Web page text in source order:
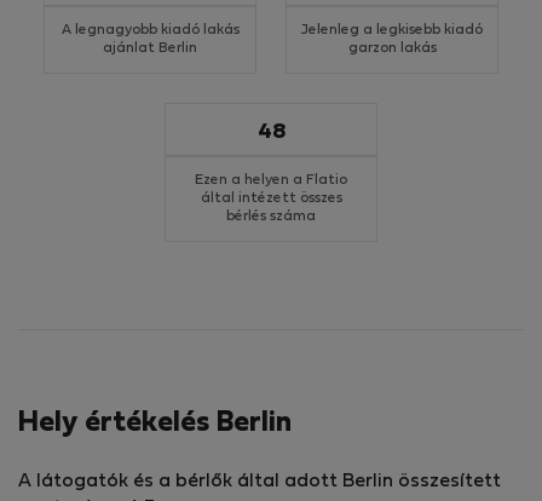
A legnagyobb kiadó lakás
ajánlat Berlin
Jelenleg a legkisebb kiadó
garzon lakás
Ezen a helyen a Flatio
által intézett összes
bérlés száma
48
Hely értékelés Berlin
A látogatók és a bérlők által adott Berlin összesített